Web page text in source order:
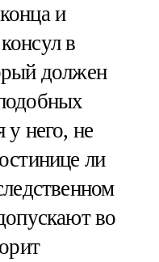
и
в
должен
у него, не
ли
во